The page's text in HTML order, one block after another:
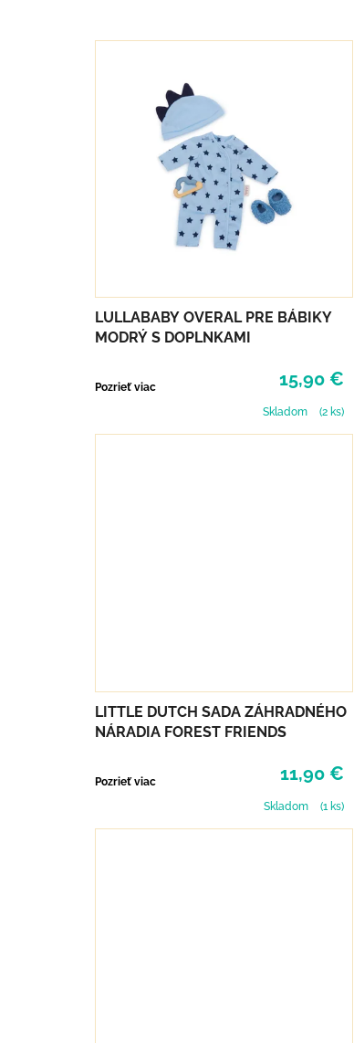
LULLABABY OVERAL PRE BÁBIKY
MODRÝ S DOPLNKAMI
15,90 €
Pozrieť viac
Skladom
(2 ks)
LITTLE DUTCH SADA ZÁHRADNÉHO
NÁRADIA FOREST FRIENDS
11,90 €
Pozrieť viac
Skladom
(1 ks)